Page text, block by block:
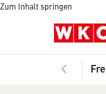
Zum Inhalt springen